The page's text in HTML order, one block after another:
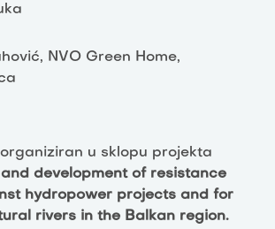
NVO Green Home,
u sklopu projekta
development of resistance
hydropower projects and for
rivers in the Balkan region.